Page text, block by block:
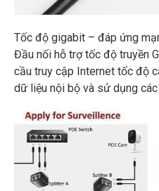
Tốc độ gigabit – đáp ứng
Đầu nối hỗ trợ tốc độ truyền
cầu truy cập Internet tốc độ
dữ liệu nội bộ và sử dụng